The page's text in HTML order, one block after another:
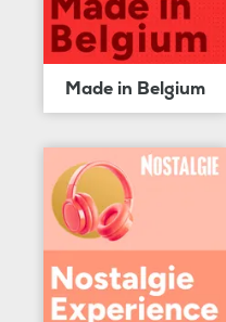
Made in Belgium